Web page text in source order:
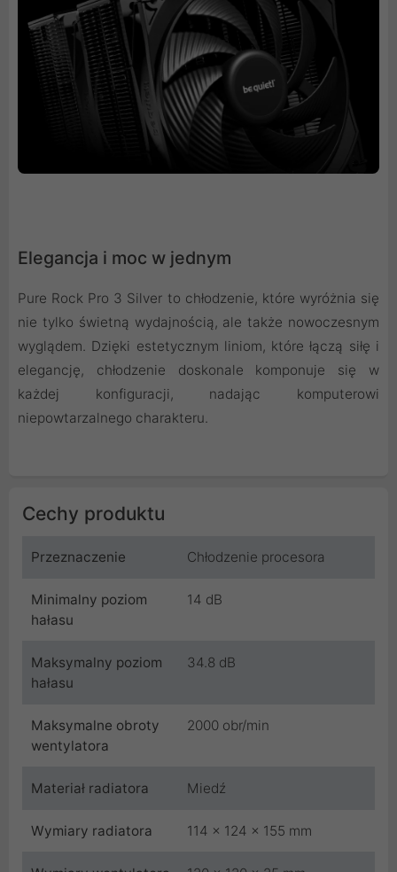
Elegancja i moc w jednym
Pure Rock Pro 3 Silver to chłodzenie, które wyróżnia się
nie tylko świetną wydajnością, ale także nowoczesnym
wyglądem. Dzięki estetycznym liniom, które łączą siłę i
elegancję, chłodzenie doskonale komponuje się w
każdej konfiguracji, nadając komputerowi
niepowtarzalnego charakteru.
Cechy produktu
Przeznaczenie Chłodzenie procesora
Minimalny poziom
hałasu
14 dB
Maksymalny poziom
hałasu
34.8 dB
Maksymalne obroty
wentylatora
2000 obr/min
Materiał radiatora Miedź
Wymiary radiatora 114 x 124 x 155 mm